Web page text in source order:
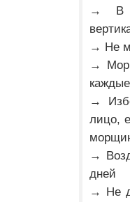
→ В
→ Не
→
→
лицо,
→
дней
→ Не